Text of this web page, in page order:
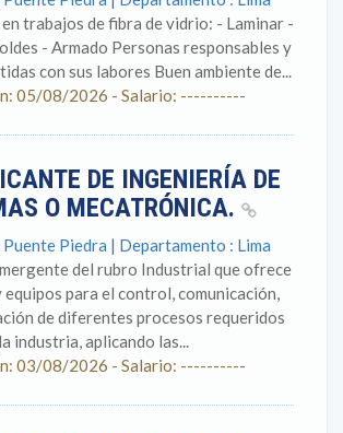
trabajos de fibra de vidrio: - Laminar -
- Armado Personas responsables y
con sus labores Buen ambiente de...
05/08/2026 - Salario: ----------
DE INGENIERÍA DE
O MECATRÓNICA.
Piedra | Departamento : Lima
del rubro Industrial que ofrece
para el control, comunicación,
de diferentes procesos requeridos
industria, aplicando las...
03/08/2026 - Salario: ----------